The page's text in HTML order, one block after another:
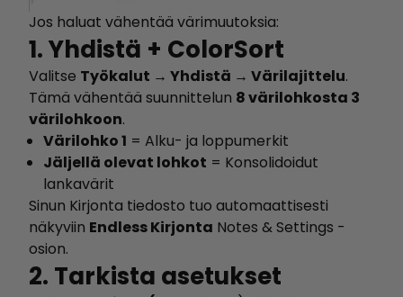
Jos haluat vähentää värimuutoksia:
1. Yhdistä + ColorSort
Valitse Työkalut → Yhdistä → Värilajittelu.
Tämä vähentää suunnittelun 8 värilohkosta 3
värilohkoon.
Värilohko 1 = Alku- ja loppumerkit
Jäljellä olevat lohkot = Konsolidoidut
lankavärit
Sinun Kirjonta tiedosto tuo automaattisesti
näkyviin Endless Kirjonta Notes & Settings -
osion.
2. Tarkista asetukset